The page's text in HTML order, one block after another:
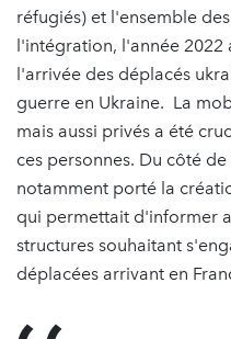
réfugiés) et l'ensemble
l'intégration, l'année
l'arrivée des déplacés
guerre en Ukraine. La
mais aussi privés a été
ces personnes. Du côté
notamment porté la
qui permettait d'informer
structures souhaitant
déplacées arrivant en